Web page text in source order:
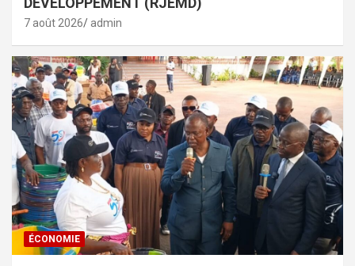
7 août 2026 admin
ÉCONOMIE